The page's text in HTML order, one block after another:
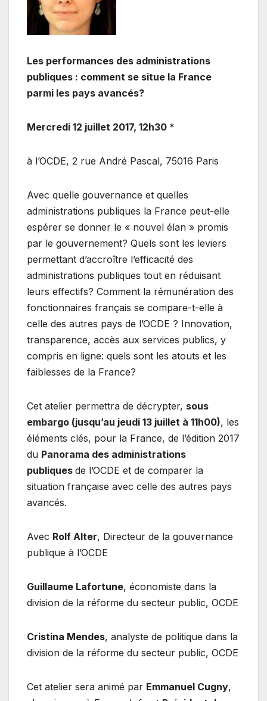
Les performances des administrations
publiques : comment se situe la France
parmi les pays avancés?
Mercredi 12 juillet 2017, 12h30 *
à l’OCDE, 2 rue André Pascal, 75016 Paris
Avec quelle gouvernance et quelles
administrations publiques la France peut-elle
espérer se donner le « nouvel élan » promis
par le gouvernement? Quels sont les leviers
permettant d’accroître l’efficacité des
administrations publiques tout en réduisant
leurs effectifs? Comment la rémunération des
fonctionnaires français se compare-t-elle à
celle des autres pays de l’OCDE ? Innovation,
transparence, accès aux services publics, y
compris en ligne: quels sont les atouts et les
faiblesses de la France?
Cet atelier permettra de décrypter, sous
embargo (jusqu’au jeudi 13 juillet à 11h00), les
éléments clés, pour la France, de l’édition 2017
du Panorama des administrations
publiques de l’OCDE et de comparer la
situation française avec celle des autres pays
avancés.
Avec Rolf Alter, Directeur de la gouvernance
publique à l’OCDE
Guillaume Lafortune, économiste dans la
division de la réforme du secteur public, OCDE
Cristina Mendes, analyste de politique dans la
division de la réforme du secteur public, OCDE
Cet atelier sera animé par Emmanuel Cugny,